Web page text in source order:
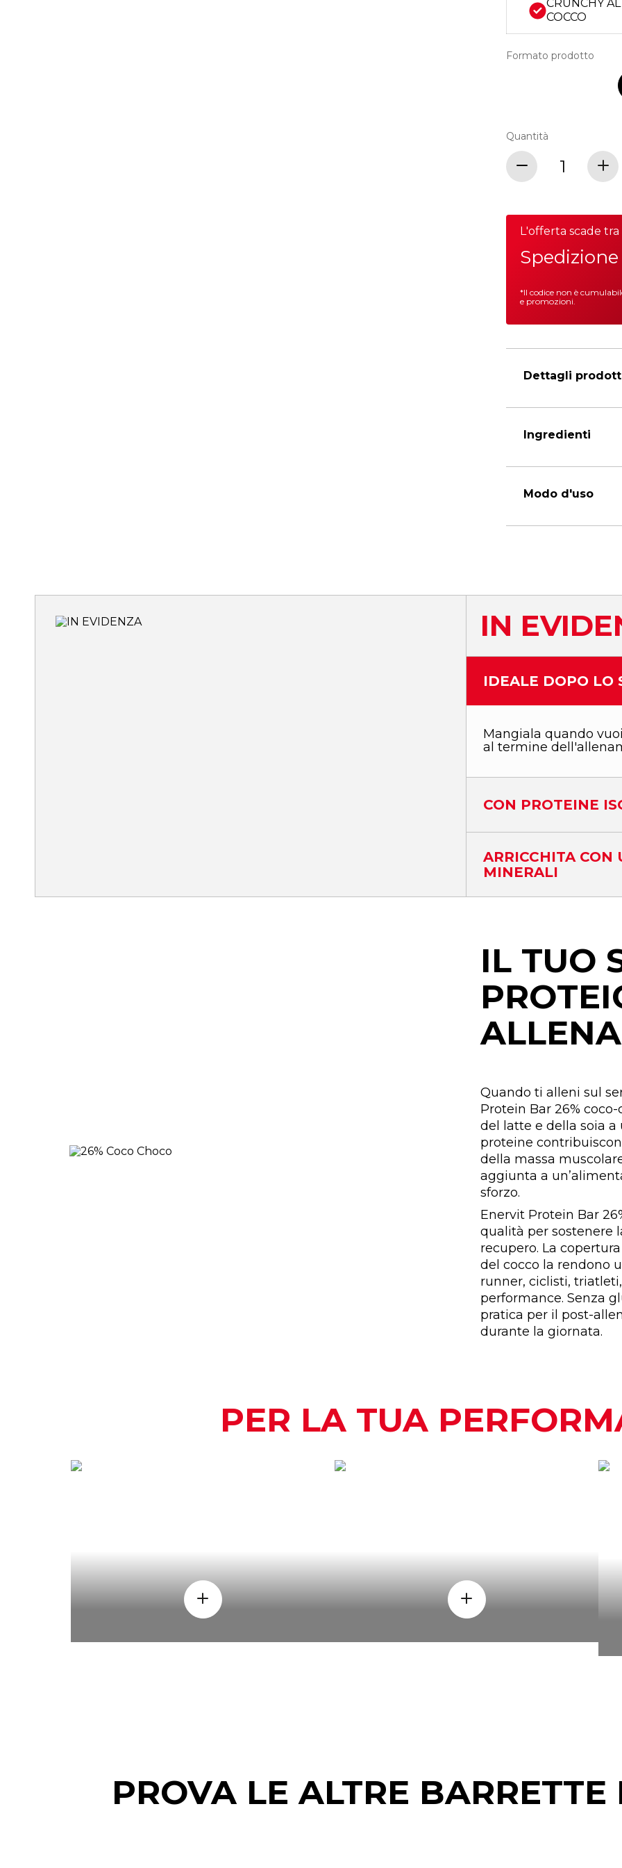
CRUNCHY
COCCO
Formato prodotto
Quantità
L'offerta scade tra
*Il codice non è
e promozioni.
Dettagli
Ingredienti
Modo d'uso
IN
IDEALE DOPO LO
Mangiala quando
al termine
CON PROTEINE
ARRICCHITA
MINERALI
IL TUO
Quando ti alleni sul
Protein Bar 26%
del latte e della soia
proteine
della massa
aggiunta a
sforzo.
Enervit Protein Bar
qualità per sostenere
recupero. La
del cocco la rendono
runner, ciclisti,
performance. Senza
pratica per il post-
durante la giornata.
PER LA TUA
PROVA LE ALTRE BARRETTE